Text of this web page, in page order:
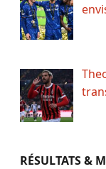
RÉSULTATS &